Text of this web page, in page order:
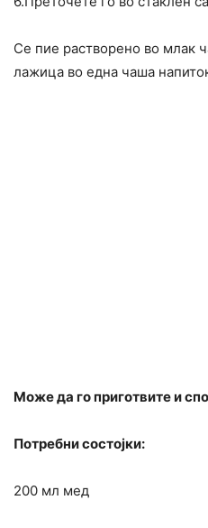
Се пие растворено во млак
лажица во една чаша
Може да го приготвите и
Потребни состојки:
200 мл мед